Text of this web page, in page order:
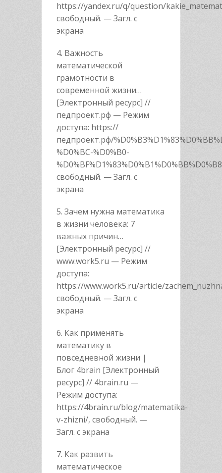
https://yandex.ru/q/question/
свободный. — Загл. с
экрана
4. Важность
математической
грамотности в
современной жизни…
[Электронный ресурс] //
педпроект.рф — Режим
доступа: https://
педпроект.рф/
%D0%BC-%D0%B0-
свободный. — Загл. с
экрана
5. Зачем нужна математика
в жизни человека: 7
важных причин…
[Электронный ресурс] //
www.work5.ru — Режим
доступа:
https://www.work5.ru/article/
свободный. — Загл. с
экрана
6. Как применять
математику в
повседневной жизни |
Блог 4brain [Электронный
ресурс] // 4brain.ru —
Режим доступа:
https://4brain.ru/blog/matematika-
v-zhizni/, свободный. —
Загл. с экрана
7. Как развить
математическое